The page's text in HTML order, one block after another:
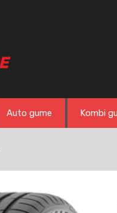
Auto gume Kombi